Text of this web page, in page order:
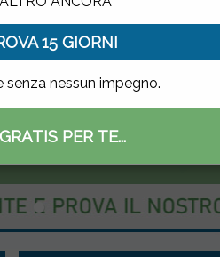
15 GIORNI
senza nessun impegno.
PER TE...
di appalto